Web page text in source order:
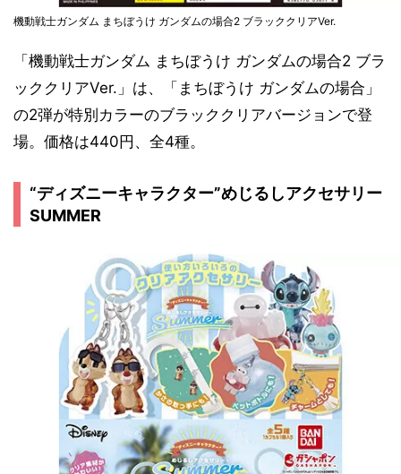
機動戦士ガンダム まちぼうけ ガンダムの場合2 ブラッククリアVer.
「機動戦士ガンダム まちぼうけ ガンダムの場合2 ブラ
ッククリアVer.」は、「まちぼうけ ガンダムの場合」
の2弾が特別カラーのブラッククリアバージョンで登
場。価格は440円、全4種。
“ディズニーキャラクター”めじるしアクセサリー
SUMMER